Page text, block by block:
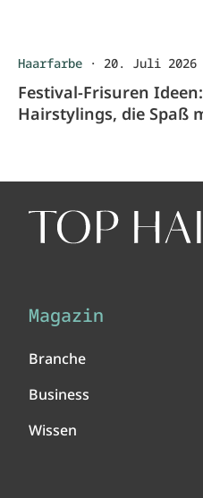
Haarfarbe · 20. Juli 2026
Festival-Frisuren
Hairstylings, die Spaß
Magazin
Branche
Business
Wissen